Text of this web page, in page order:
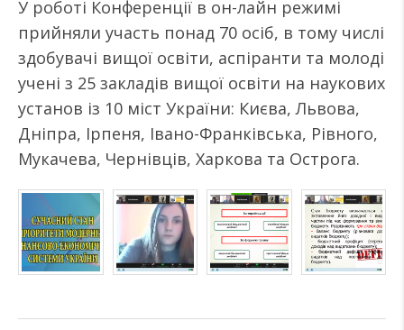
У роботі Конференції в он-лайн режимі
прийняли участь понад 70 осіб, в тому числі
здобувачі вищої освіти, аспіранти та молоді
учені з 25 закладів вищої освіти на наукових
установ із 10 міст України: Києва, Львова,
Дніпра, Ірпеня, Івано-Франківська, Рівного,
Мукачева, Чернівців, Харкова та Острога.